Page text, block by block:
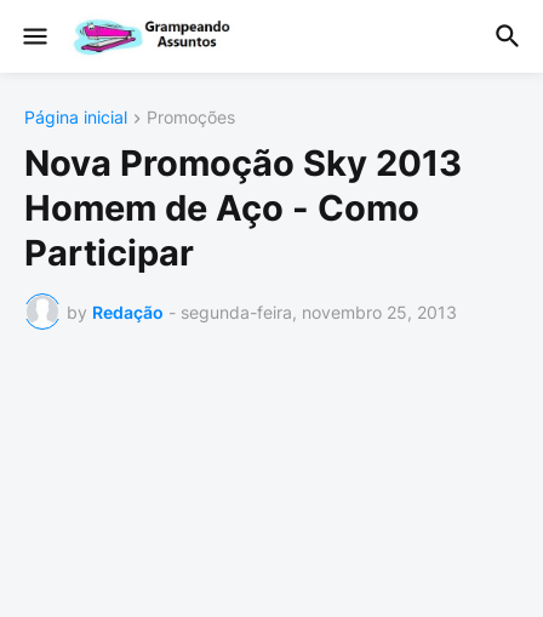
Página inicial Promoções
Nova Promoção Sky 2013
Homem de Aço - Como
Participar
by Redação - segunda-feira, novembro 25, 2013